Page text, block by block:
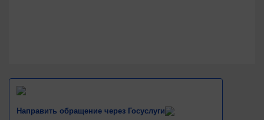
Направить обращение через Госуслуги